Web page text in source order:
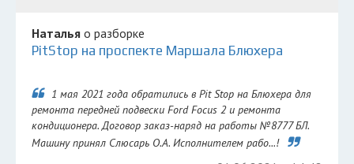
Наталья о разборке
PitStop на проспекте Маршала Блюхера
1 мая 2021 года обратились в Pit Stop на Блюхера для
ремонта передней подвески Ford Focus 2 и ремонта
кондиционера. Договор заказ-наряд на работы №8777 БЛ.
Машину принял Слюсарь О.А. Исполнителем рабо...!